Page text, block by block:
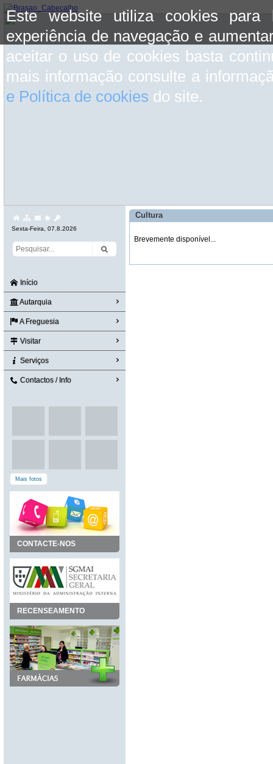
Este website utiliza cookies para
experiência de navegação e
aceitar o uso de cookies basta
mais informação consulte a
e Política de cookies do site.
Sexta-Feira, 07.8.2026
Início
Autarquia
A Freguesia
Visitar
Serviços
Contactos / Info
Mais fotos
CONTACTE-NOS
RECENSEAMENTO
Cultura
Brevemente disponível...